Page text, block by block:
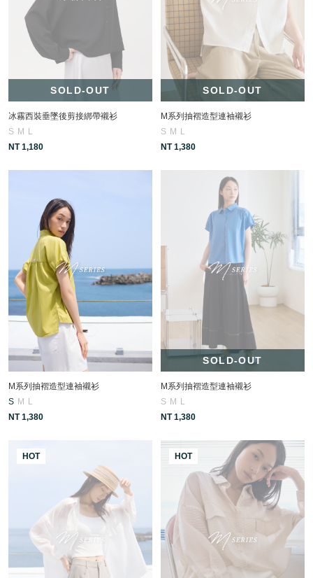
SOLD-OUT
冰霧西裝垂墜後剪接綁帶襯衫
S M L
NT 1,180
SOLD-OUT
M系列抽褶造型連袖襯衫
S M L
NT 1,380
M系列抽褶造型連袖襯衫
S M
L
NT 1,380
SOLD-OUT
M系列抽褶造型連袖襯衫
S M
L
NT 1,380
HOT HOT